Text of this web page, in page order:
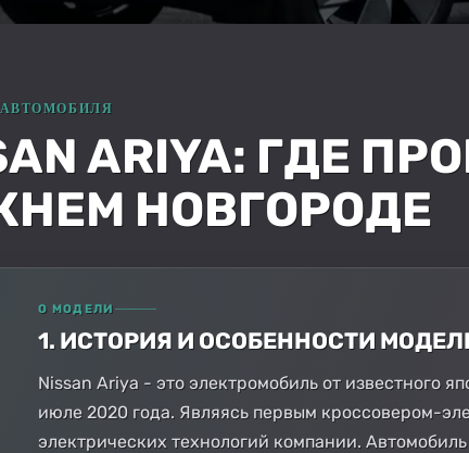
ARIYA: ГДЕ
НОВГОРОДЕ
О МОДЕЛИ
1. ИСТОРИЯ И ОСОБЕННОСТИ
Nissan Ariya - это электромобиль от известного
июле 2020 года. Являясь первым кроссовером-
электрических технологий компании.